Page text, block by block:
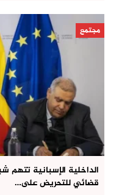
مجتمع
الداخلية الإسبانية تتهم
قضائي للتحريض على…